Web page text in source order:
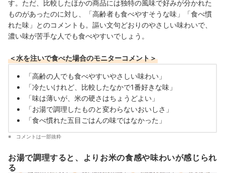
す。ただ、比較したほかの商品には独特の風味で好みが分かれた
ものがあったのに対し、「高齢者も食べやすそうな味」「食べ慣
れた味」とのコメントも。謳い文句どおりのやさしい味わいで、
濃い味が苦手な人でも食べやすいでしょう。
＜水を注いで食べた場合のモニターコメント＞
「高齢の人でも食べやすいやさしい味わい」
「冷たいけれど、比較したなかで1番好きな味」
「味は薄いが、米の硬さはちょうどよい」
「お湯で調理したものと変わらないおいしさ」
「食べ慣れた五目ごはんの味ではなかった」
コメントは一部抜粋
お湯で調理すると、よりお米の食感や味わいが感じられ
る